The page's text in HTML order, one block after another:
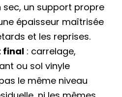
sec, un support propre
épaisseur maîtrisée
et les reprises.
final : carrelage,
ou sol vinyle
le même niveau